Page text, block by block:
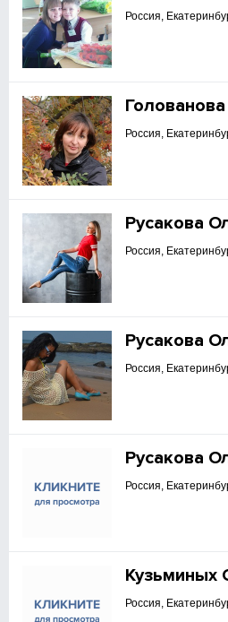
Россия,
Россия,
Русакова
Россия,
Русакова
Россия,
Русакова
Россия,
Кузьминых
Россия,